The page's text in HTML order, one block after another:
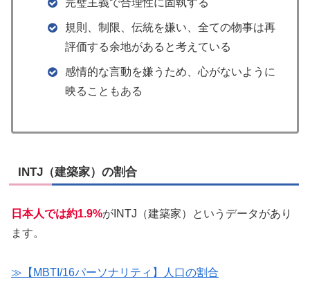
規則、制限、伝統を嫌い、全ての物事は再
評価する余地があると考えている
感情的な言動を嫌うため、心がないように
映ることもある
INTJ（建築家）の割合
日本人では約1.9%がINTJ（建築家）というデータがあり
ます。
≫【MBTI/16パーソナリティ】人口の割合